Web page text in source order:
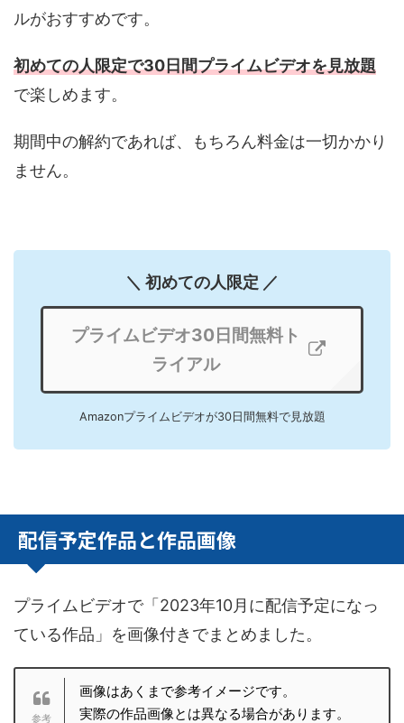
ルがおすすめです。
初めての人限定で30日間プライムビデオを見放題
で楽しめます。
期間中の解約であれば、もちろん料金は一切かかり
ません。
＼ 初めての人限定 ／
プライムビデオ30日間無料ト
ライアル
Amazonプライムビデオが30日間無料で見放題
配信予定作品と作品画像
プライムビデオで「2023年10月に配信予定になっ
ている作品」を画像付きでまとめました。
画像はあくまで参考イメージです。
実際の作品画像とは異なる場合があります。